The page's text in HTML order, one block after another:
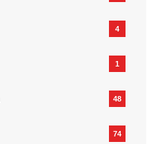
4
1
48
74